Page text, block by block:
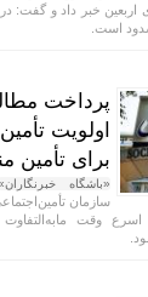
اربعین خبر داد و گفت:
است.
پرداخت
اولویت
برای تأمین
«باشگاه
سازمان
وقت